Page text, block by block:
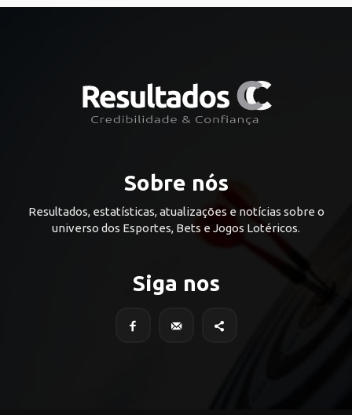
Sobre nós
Resultados, estatísticas, atualizações e notícias sobre o
universo dos Esportes, Bets e Jogos Lotéricos.
Siga nos